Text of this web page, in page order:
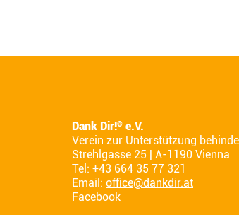
Dank Dir!® e.V.
Verein zur Unterstützung
Strehlgasse 25 | A-1190 Vienna
Tel: +43 664 35 77 321
Email: office@dankdir.at
Facebook